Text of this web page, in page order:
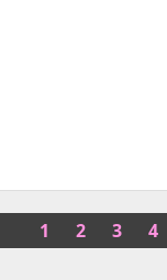
1 2 3 4